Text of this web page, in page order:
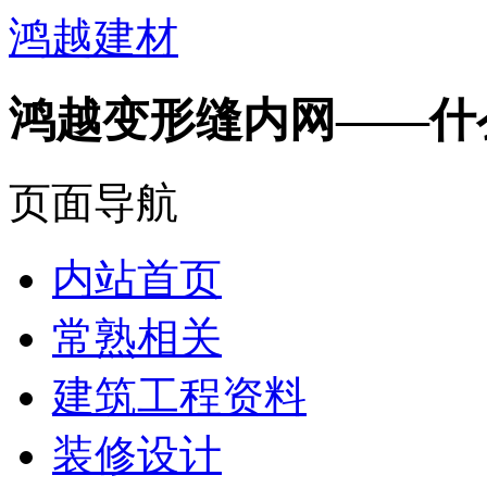
鸿越建材
鸿越变形缝内网——什
页面导航
内站首页
常熟相关
建筑工程资料
装修设计